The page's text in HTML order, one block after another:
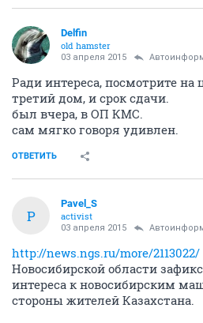
Delfin
old hamster
03 апреля 2015
Ради интереса, посмотрите на
третий дом, и срок сдачи.
был вчера, в ОП КМС.
сам мягко говоря удивлен.
ОТВЕТИТЬ
P
Pavel_S
activist
03 апреля 2015
http://news.ngs.ru/more/2113022/
Новосибирской области
интереса к новосибирским
стороны жителей Казахстана.